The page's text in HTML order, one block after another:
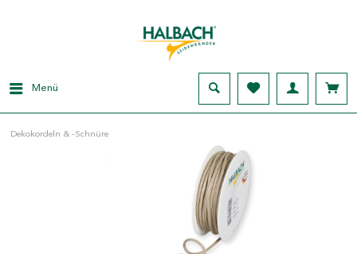
Menü
Dekokordeln & -Schnüre